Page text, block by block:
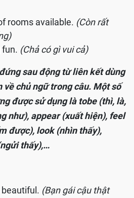
rooms available. (Còn rất
fun. (Chả có gì vui cả)
sau động từ liên kết dùng
về chủ ngữ trong câu. Một số
được sử dụng là tobe (thì, là,
như), appear (xuất hiện), feel
được), look (nhìn thấy),
thấy),…
beautiful. (Bạn gái cậu thật